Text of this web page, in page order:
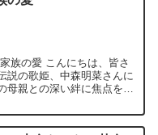
族の愛 こんにちは、皆さ
説の歌姫、中森明菜さんに
親との深い絆に焦点を当